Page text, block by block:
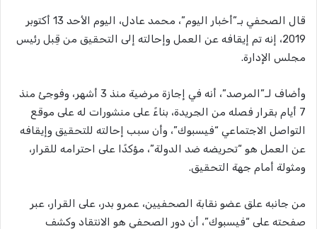
قال الصحفي بـ”أخبار اليوم”، محمد عادل، اليوم الأحد 13 أكتوبر
2019، إنه تم إيقافه عن العمل وإحالته إلى التحقيق من قِبل رئيس
مجلس الإدارة.
وأضاف لـ”المرصد”، أنه في إجازة مرضية منذ 3 أشهر، وفوجئ منذ
7 أيام بقرار فصله من الجريدة، بناءً على منشورات له على موقع
التواصل الاجتماعي “فيسبوك”، وأن سبب إحالته للتحقيق وإيقافه
عن العمل هو “تحريضه ضد الدولة”، مؤكدًا على احترامه للقرار،
ومثولة أمام جهة التحقيق.
من جانبه علق عضو نقابة الصحفيين، عمرو بدر، على القرار، عبر
صفحته على “فيسبوك”، أن دور الصحفي هو الانتقاد وكشف